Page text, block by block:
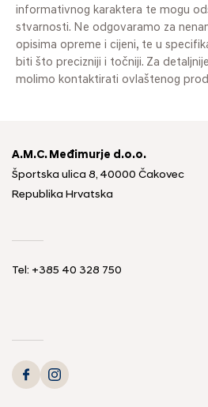
informativnog karaktera te mogu
stvarnosti. Ne odgovaramo za
opisima opreme i cijeni, te u
biti što precizniji i točniji. Za
molimo kontaktirati ovlaštenog
A.M.C. Međimurje d.o.o.
Športska ulica 8, 40000 Čakovec
Republika Hrvatska
Tel: +385 40 328 750